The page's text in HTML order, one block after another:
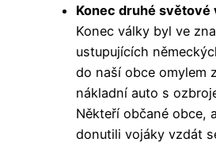
Konec druhé světové
Konec války byl ve
ustupujících
do naší obce omylem
nákladní auto s
Někteří občané obce,
donutili vojáky vzdát